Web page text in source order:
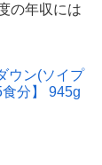
の年収には
ウン(ソイプ
分】 945g